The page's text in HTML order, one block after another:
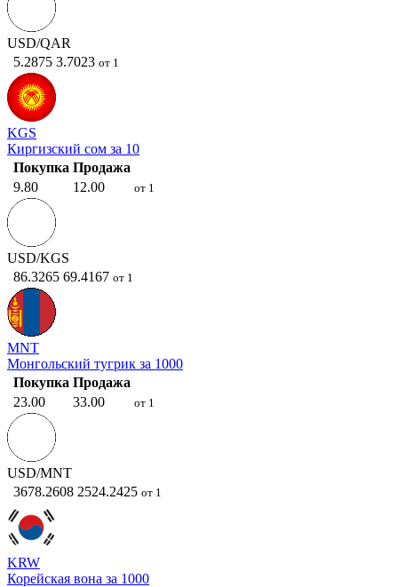
USD/QAR
5.2875 3.7023 от 1
KGS
Киргизский сом за 10
Покупка Продажа
9.80
12.00 от 1
USD/KGS
86.3265 69.4167 от 1
MNT
Монгольский тугрик за 1000
Покупка Продажа
23.00
33.00 от 1
USD/MNT
3678.2608 2524.2425 от 1
KRW
Корейская вона за 1000